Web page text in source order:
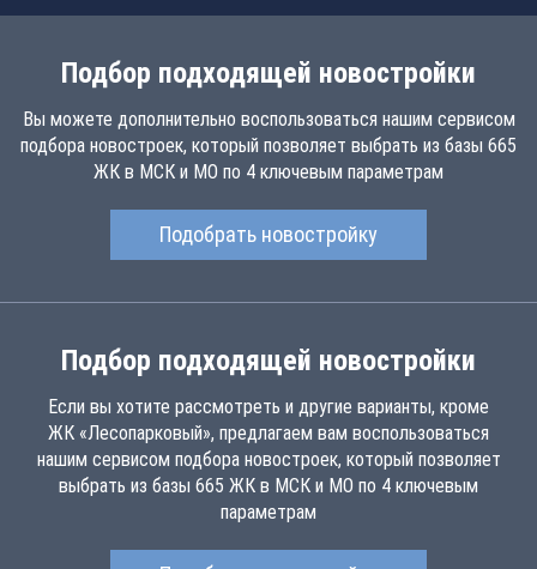
Подбор подходящей новостройки
Вы можете дополнительно воспользоваться нашим сервисом
подбора новостроек, который позволяет выбрать из базы 665
ЖК в МСК и МО по 4 ключевым параметрам
Подобрать новостройку
Подбор подходящей новостройки
Если вы хотите рассмотреть и другие варианты, кроме
ЖК «Лесопарковый», предлагаем вам воспользоваться
нашим сервисом подбора новостроек, который позволяет
выбрать из базы 665 ЖК в МСК и МО по 4 ключевым
параметрам